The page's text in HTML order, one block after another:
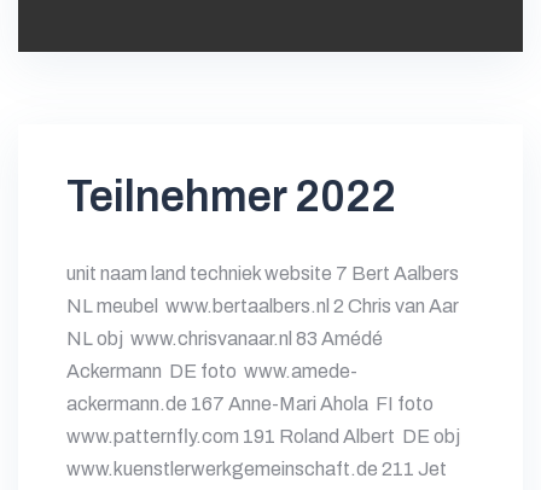
Teilnehmer 2022
unit naam land techniek website 7 Bert Aalbers
NL meubel www.bertaalbers.nl 2 Chris van Aar
NL obj www.chrisvanaar.nl 83 Amédé
Ackermann DE foto www.amede-
ackermann.de 167 Anne-Mari Ahola FI foto
www.patternfly.com 191 Roland Albert DE obj
www.kuenstlerwerkgemeinschaft.de 211 Jet